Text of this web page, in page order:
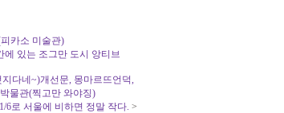
카소 미술관)
조그만 도시 앙티브
다네~)개선문, 몽마르뜨언덕,
관(찍고만 와야징)
서울에 비하면 정말 작다. >